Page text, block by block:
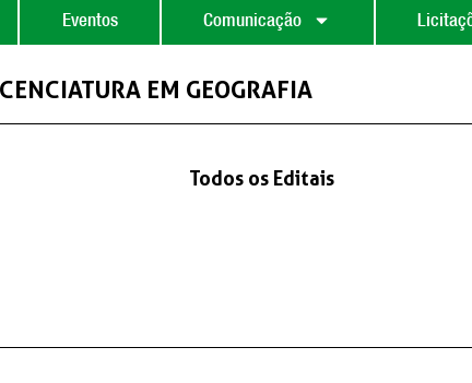
Eventos Comunicação
EM GEOGRAFIA
Todos os Editais